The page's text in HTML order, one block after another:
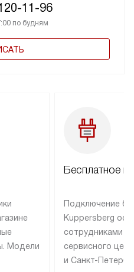
11-96
по будням
Модели
Бесплатное
Подключение
Kuppersberg
сотрудниками
сервисного
и Санкт-